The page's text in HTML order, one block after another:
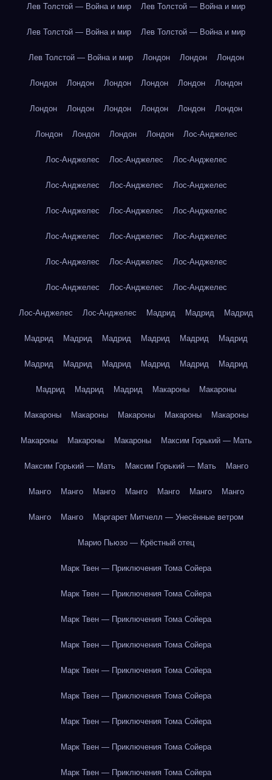
Лев Толстой — Война и мир Лев Толстой — Война и мир
Лев Толстой — Война и мир Лев Толстой — Война и мир
Лев Толстой — Война и мир Лондон Лондон Лондон
Лондон Лондон Лондон Лондон Лондон Лондон
Лондон Лондон Лондон Лондон Лондон Лондон
Лондон Лондон Лондон Лондон Лос-Анджелес
Лос-Анджелес Лос-Анджелес Лос-Анджелес
Лос-Анджелес Лос-Анджелес Лос-Анджелес
Лос-Анджелес Лос-Анджелес Лос-Анджелес
Лос-Анджелес Лос-Анджелес Лос-Анджелес
Лос-Анджелес Лос-Анджелес Лос-Анджелес
Лос-Анджелес Лос-Анджелес Лос-Анджелес
Лос-Анджелес Лос-Анджелес Мадрид Мадрид Мадрид
Мадрид Мадрид Мадрид Мадрид Мадрид Мадрид
Мадрид Мадрид Мадрид Мадрид Мадрид Мадрид
Мадрид Мадрид Мадрид Макароны Макароны
Макароны Макароны Макароны Макароны Макароны
Макароны Макароны Макароны Максим Горький — Мать
Максим Горький — Мать Максим Горький — Мать Манго
Манго Манго Манго Манго Манго Манго Манго
Манго Манго Маргарет Митчелл — Унесённые ветром
Марио Пьюзо — Крёстный отец
Марк Твен — Приключения Тома Сойера
Марк Твен — Приключения Тома Сойера
Марк Твен — Приключения Тома Сойера
Марк Твен — Приключения Тома Сойера
Марк Твен — Приключения Тома Сойера
Марк Твен — Приключения Тома Сойера
Марк Твен — Приключения Тома Сойера
Марк Твен — Приключения Тома Сойера
Марк Твен — Приключения Тома Сойера